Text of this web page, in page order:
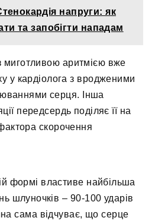
напруги: як
та запобігти нападам
миготливою аритмією вже
у кардіолога з вродженими
серця. Інша
передсердь поділяє її на
скорочення
формі властиве найбільша
шлуночків – 90-100 ударів
сама відчуває, що серце